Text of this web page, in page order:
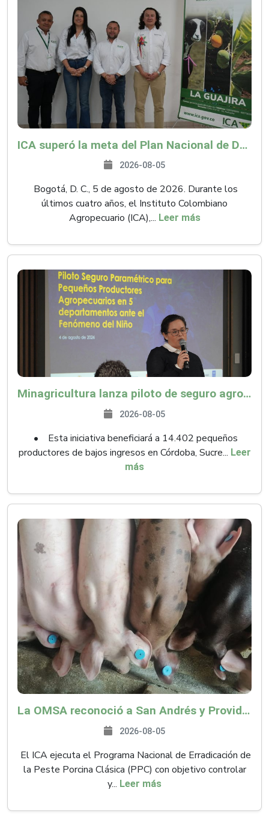
ICA superó la meta del Plan Nacional de Desarrollo y abrió 61 mercados internacionales
2026-08-05
Bogotá, D. C., 5 de agosto de 2026. Durante los
últimos cuatro años, el Instituto Colombiano
Agropecuario (ICA),... Leer más
Minagricultura lanza piloto de seguro agropecuario por $9.625 millones para proteger a más de 14.000 pequeños productores contra riesgos del Fenómeno de El Niño
2026-08-05
• Esta iniciativa beneficiará a 14.402 pequeños
productores de bajos ingresos en Córdoba, Sucre... Leer
más
La OMSA reconoció a San Andrés y Providencia como zona libre de Peste Porcina Clásica (PPC)
2026-08-05
El ICA ejecuta el Programa Nacional de Erradicación de
la Peste Porcina Clásica (PPC) con objetivo controlar
y... Leer más